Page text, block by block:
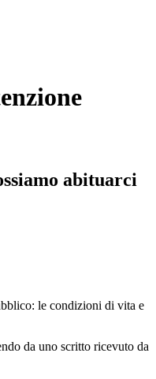
abituarci
le condizioni di vita e
da uno scritto ricevuto da